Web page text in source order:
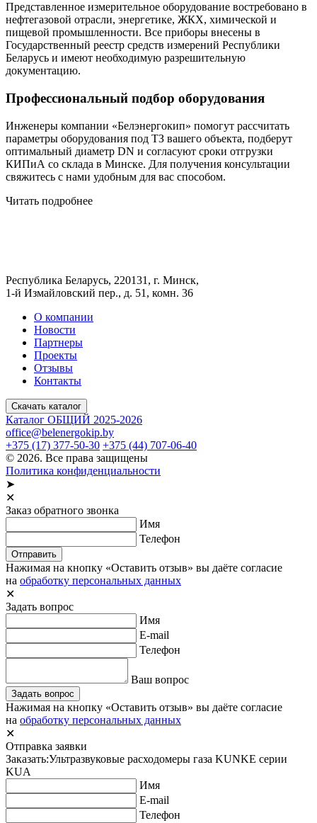
Представленное измерительное оборудование востребовано в
нефтегазовой отрасли, энергетике, ЖКХ, химической и
пищевой промышленности. Все приборы внесены в
Государственный реестр средств измерений Республики
Беларусь и имеют необходимую разрешительную
документацию.
Профессиональный подбор оборудования
Инженеры компании «Белэнергокип» помогут рассчитать
параметры оборудования под ТЗ вашего объекта, подберут
оптимальный диаметр DN и согласуют сроки отгрузки
КИПиА со склада в Минске. Для получения консультации
свяжитесь с нами удобным для вас способом.
Читать подробнее
Республика Беларусь, 220131, г. Минск,
1-й Измайловский пер., д. 51, комн. 36
О компании
Новости
Партнеры
Проекты
Отзывы
Контакты
Скачать каталог
Каталог ОБЩИЙ 2025-2026
office@belenergokip.by
+375 (17) 377-50-30 +375 (44) 707-06-40
© 2026. Все права защищены
Политика конфиденциальности
➤
✕
Заказ обратного звонка
Имя
Телефон
Отправить
Нажимая на кнопку «Оставить отзыв» вы даёте согласие
на обработку персональных данных
✕
Задать вопрос
Имя
E-mail
Телефон
Ваш вопрос
Задать вопрос
Нажимая на кнопку «Оставить отзыв» вы даёте согласие
на обработку персональных данных
✕
Отправка заявки
Заказать:Ультразвуковые расходомеры газа KUNKE серии
KUA
Имя
E-mail
Телефон